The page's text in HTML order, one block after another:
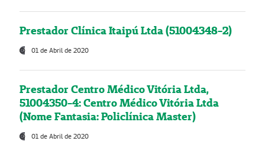
Prestador Clínica Itaipú Ltda (51004348-2)
01 de Abril de 2020
Prestador Centro Médico Vitória Ltda,
51004350-4: Centro Médico Vitória Ltda
(Nome Fantasia: Policlínica Master)
01 de Abril de 2020